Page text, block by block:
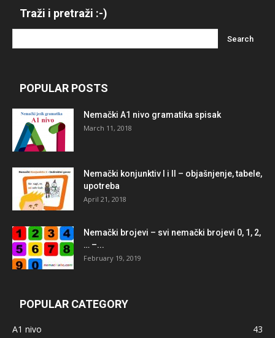
Traži i pretraži :-)
POPULAR POSTS
Nemački A1 nivo gramatika spisak
March 11, 2018
Nemački konjunktiv I i II – objašnjenje, tabele,
upotreba
April 21, 2018
Nemački brojevi – svi nemački brojevi 0, 1, 2,
… –...
February 19, 2019
POPULAR CATEGORY
A1 nivo
43